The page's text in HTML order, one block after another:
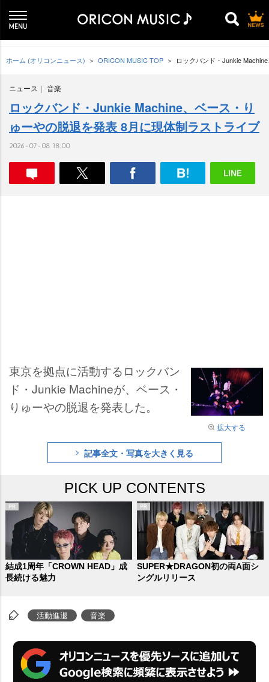
ホーム (オリコンニュース) ORICON MUSIC TOP ロックバンド・Junkie
ニュース 音楽
ロックバンド・Junkie Machine、ベース・り
ゅーやの脱退を発表 8月に現体制ラストライブ
2026-07-08 18:00
拡大する
東京を拠点に活動するロックバン
ド・Junkie Machineが、ベース・
りゅーやの脱退を発表した。
記事全文・写真を大きく見る
PICK UP CONTENTS
結成1周年「CROWN HEAD」成
長続ける魅力
SUPER★DRAGON初の両A面シ
ングルリリース
活動進退 音楽